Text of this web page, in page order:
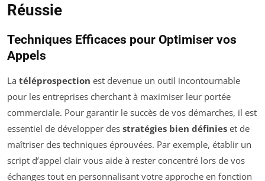
Réussie
Techniques Efficaces pour Optimiser vos
Appels
La téléprospection est devenue un outil incontournable
pour les entreprises cherchant à maximiser leur portée
commerciale. Pour garantir le succès de vos démarches, il est
essentiel de développer des stratégies bien définies et de
maîtriser des techniques éprouvées. Par exemple, établir un
script d’appel clair vous aide à rester concentré lors de vos
échanges tout en personnalisant votre approche en fonction